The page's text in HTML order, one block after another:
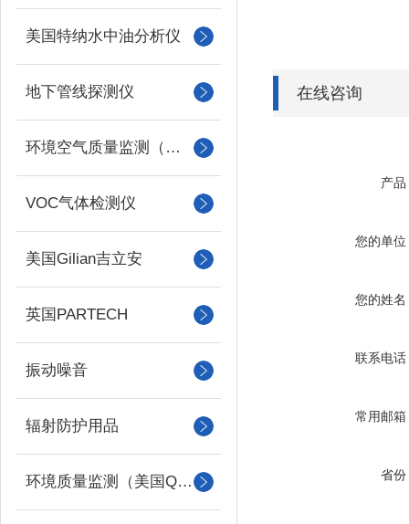
美国特纳水中油分析仪
地下管线探测仪
环境空气质量监测（美国Met one）
VOC气体检测仪
美国Gilian吉立安
英国PARTECH
振动噪音
辐射防护用品
环境质量监测（美国QUEST）
在线咨询
产品
您的单位
您的姓名
联系电话
常用邮箱
省份